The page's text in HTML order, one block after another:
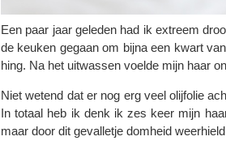
Een paar jaar geleden had ik extreem
de keuken gegaan om bijna een kwart
hing. Na het uitwassen voelde mijn haar
Niet wetend dat er nog erg veel olijfolie
In totaal heb ik denk ik zes keer mijn
maar door dit gevalletje domheid